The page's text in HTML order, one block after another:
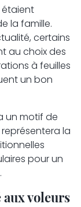
étaient
la famille.
certains
au choix des
à feuilles
un bon
un motif de
la
pour un
aux voleurs